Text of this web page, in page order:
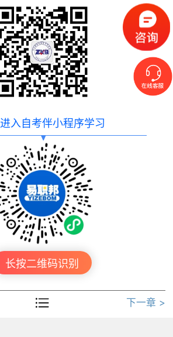
入自考伴小程序学习
长按二维码识别
 下一章 >